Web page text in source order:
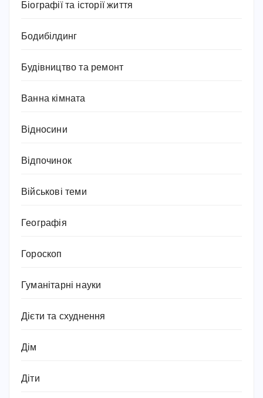
Біографії та історії життя
Бодибілдинг
Будівництво та ремонт
Ванна кімната
Відносини
Відпочинок
Військові теми
Географія
Гороскоп
Гуманітарні науки
Дієти та схуднення
Дім
Діти